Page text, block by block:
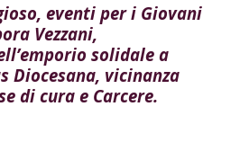
eventi per i Giovani
Vezzani,
solidale a
Diocesana, vicinanza
di cura e Carcere.